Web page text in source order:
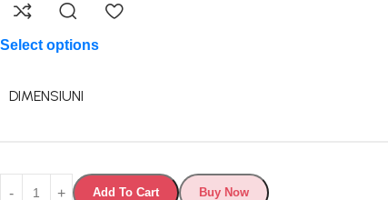
Select options
DIMENSIUNI
Add To Cart Buy Now